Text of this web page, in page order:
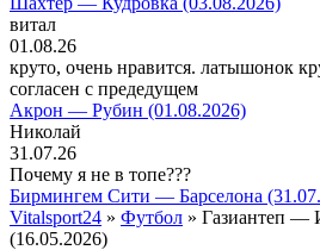
витал
01.08.26
круто, очень нравится. латышонок
согласен с предедущем
Акрон — Рубин (01.08.2026)
Николай
31.07.26
Почему я не в топе???
Бирмингем Сити — Барселона
Vitalsport24 » Футбол » Газиантеп —
(16.05.2026)